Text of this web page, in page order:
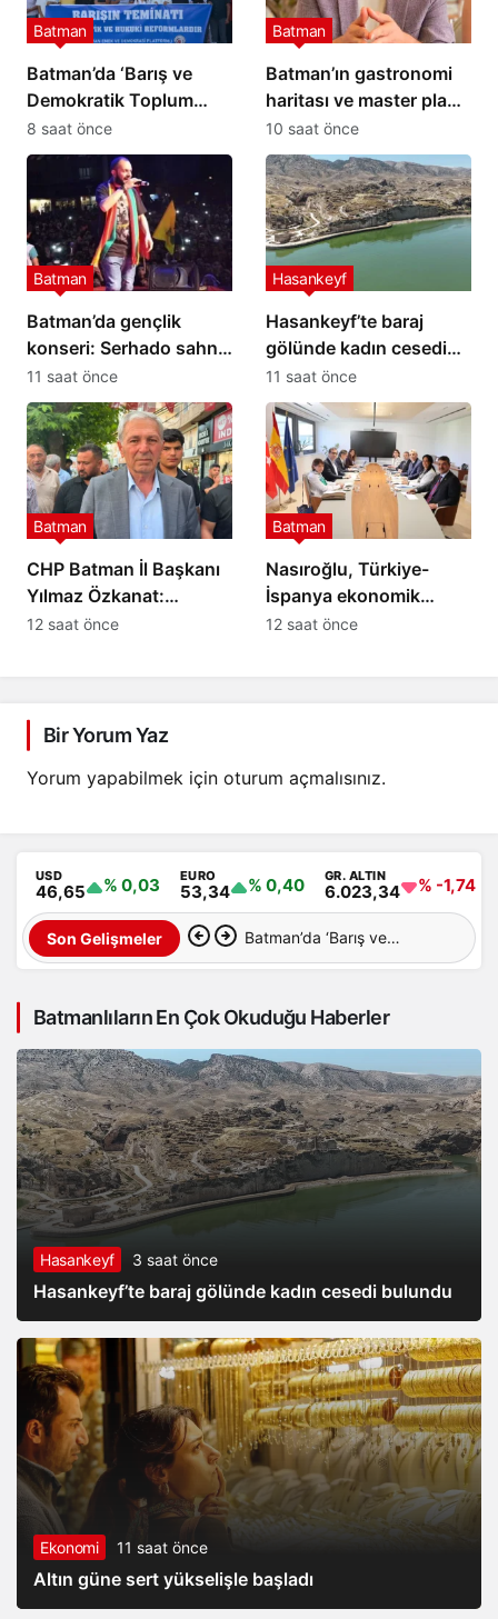
Batman’da ‘Barış ve
Demokratik Toplum
Süreci’ İçin Ortak
Açıklama
Batman
8 saat önce
Batman’ın gastronomi
haritası ve master planı
hazırlanıyor
Batman
10 saat önce
Batman’da gençlik
konseri: Serhado sahne
alacak
Batman
11 saat önce
Hasankeyf’te baraj
gölünde kadın cesedi
bulundu
Hasankeyf
11 saat önce
CHP Batman İl Başkanı
Yılmaz Özkanat:
Batman halkı neden
Batman
12 saat önce
Nasıroğlu, Türkiye-
İspanya ekonomik
ilişkileri için temaslarda
Batman
12 saat önce
Bir Yorum Yaz
Yorum yapabilmek için oturum açmalısınız.
USD
46,65 % 0,03 EURO
53,34 % 0,40 GR. ALTIN
6.023,34 % -1,74
Son Gelişmeler Batman’da ‘Barış ve
İçin Ortak Açıklama
Batmanlıların En Çok Okuduğu Haberler
Hasankeyf 3 saat önce
Hasankeyf’te baraj gölünde kadın cesedi bulundu
Ekonomi 11 saat önce
Altın güne sert yükselişle başladı